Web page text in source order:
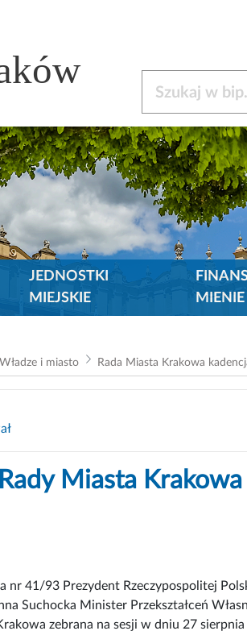
JEDNOSTKI
MIEJSKIE
MIENIE
Władze i miasto Rada Miasta Krakowa
Miasta Krakowa
nr 41/93 Prezydent Rzeczypospolitej
Suchocka Minister Przekształceń
zebrana na sesji w dniu 27